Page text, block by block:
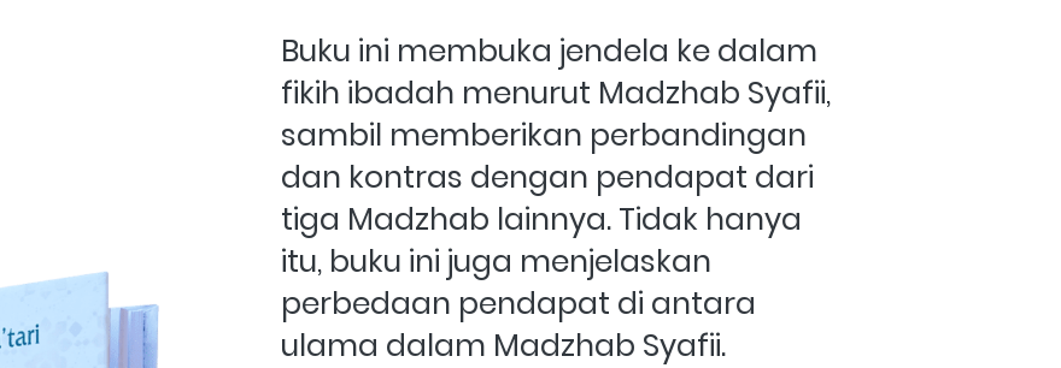
Buku ini membuka jendela ke dalam
fikih ibadah menurut Madzhab Syafii,
sambil memberikan perbandingan
dan kontras dengan pendapat dari
tiga Madzhab lainnya. Tidak hanya
itu, buku ini juga menjelaskan
perbedaan pendapat di antara
ulama dalam Madzhab Syafii.